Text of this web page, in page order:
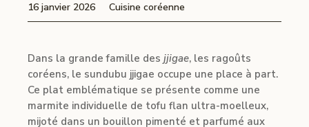
16 janvier 2026 Cuisine coréenne
Dans la grande famille des jjigae, les ragoûts
coréens, le sundubu jjigae occupe une place à part.
Ce plat emblématique se présente comme une
marmite individuelle de tofu flan ultra-moelleux,
mijoté dans un bouillon pimenté et parfumé aux